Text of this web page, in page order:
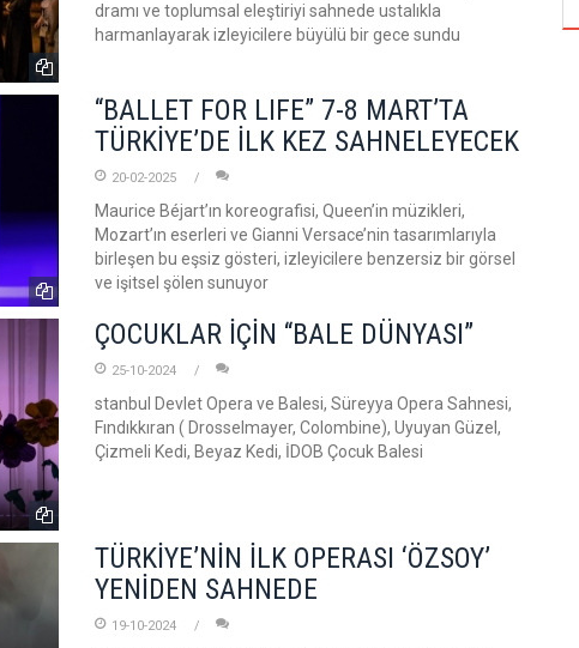
dramı ve toplumsal eleştiriyi sahnede ustalıkla
harmanlayarak izleyicilere büyülü bir gece sundu
“BALLET FOR LIFE” 7-8 MART’TA
TÜRKİYE’DE İLK KEZ SAHNELEYECEK
20-02-2025
Maurice Béjart’ın koreografisi, Queen’in müzikleri,
Mozart’ın eserleri ve Gianni Versace’nin tasarımlarıyla
birleşen bu eşsiz gösteri, izleyicilere benzersiz bir görsel
ve işitsel şölen sunuyor
ÇOCUKLAR İÇİN “BALE DÜNYASI”
25-10-2024
stanbul Devlet Opera ve Balesi, Süreyya Opera Sahnesi,
Fındıkkıran ( Drosselmayer, Colombine), Uyuyan Güzel,
Çizmeli Kedi, Beyaz Kedi, İDOB Çocuk Balesi
TÜRKİYE’NİN İLK OPERASI ‘ÖZSOY’
YENİDEN SAHNEDE
19-10-2024